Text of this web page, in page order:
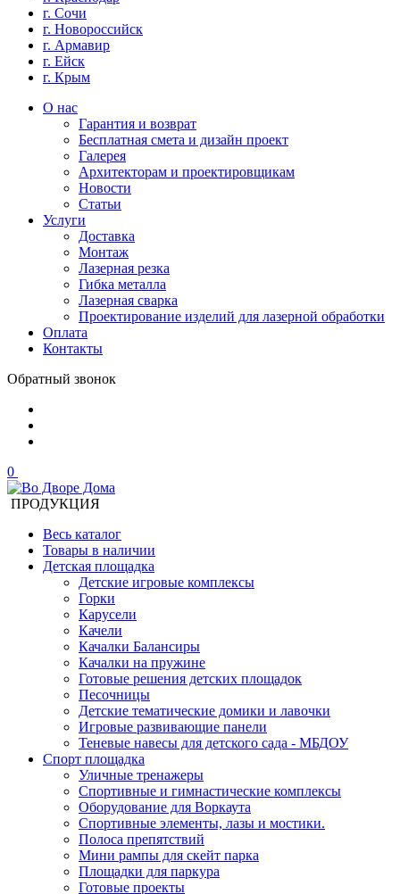
г. Сочи
г. Новороссийск
г. Армавир
г. Ейск
г. Крым
О нас
Гарантия и возврат
Бесплатная смета и дизайн проект
Галерея
Архитекторам и проектировщикам
Новости
Статьи
Услуги
Доставка
Монтаж
Лазерная резка
Гибка металла
Лазерная сварка
Проектирование изделий для лазерной обработки
Оплата
Контакты
Обратный звонок
0
ПРОДУКЦИЯ
Весь каталог
Товары в наличии
Детская площадка
Детские игровые комплексы
Горки
Карусели
Качели
Качалки Балансиры
Качалки на пружине
Готовые решения детских площадок
Песочницы
Детские тематические домики и лавочки
Игровые развивающие панели
Теневые навесы для детского сада - МБДОУ
Спорт площадка
Уличные тренажеры
Спортивные и гимнастические комплексы
Оборудование для Воркаута
Спортивные элементы, лазы и мостики.
Полоса препятствий
Мини рампы для скейт парка
Площадки для паркура
Готовые проекты